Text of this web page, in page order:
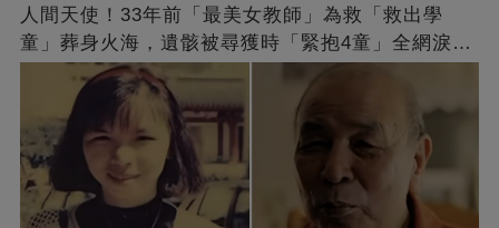
人間天使！33年前「最美女教師」為救「救出學
童」葬身火海，遺骸被尋獲時「緊抱4童」全網淚
崩：真正的英雄不該被遺忘